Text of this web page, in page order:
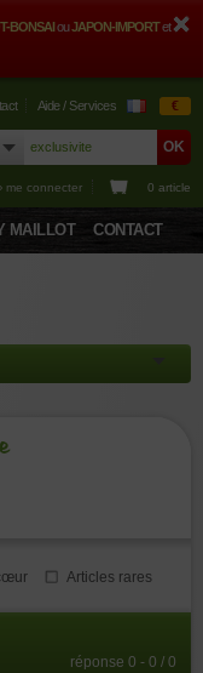
BONSAIouJAPON-IMPORTet
Aide / Services €
› me connecter 0 article
MAILLOT CONTACT
Articles rares
réponse 0 - 0 / 0